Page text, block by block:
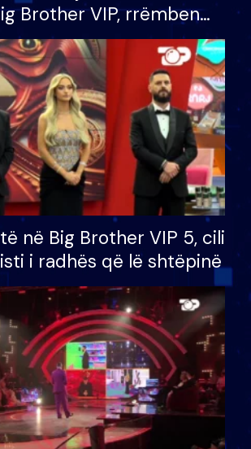
Brother VIP, rrëmben
prej 100 mijë eurosh
në Big Brother VIP 5, cili
i radhës që lë shtëpinë